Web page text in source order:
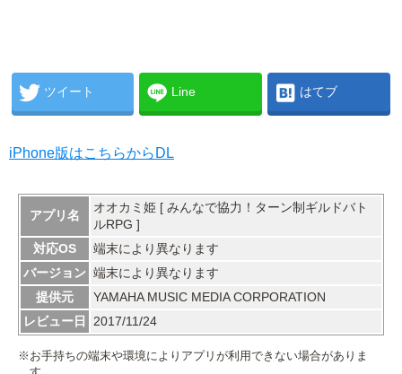
ツイート Line はてブ
iPhone版はこちらからDL
アプリ名
オオカミ姫 [ みんなで協力！ターン制ギルドバト
ルRPG ]
対応OS
端末により異なります
バージョン 端末により異なります
提供元
YAMAHA MUSIC MEDIA CORPORATION
レビュー日
2017/11/24
※お手持ちの端末や環境によりアプリが利用できない場合がありま